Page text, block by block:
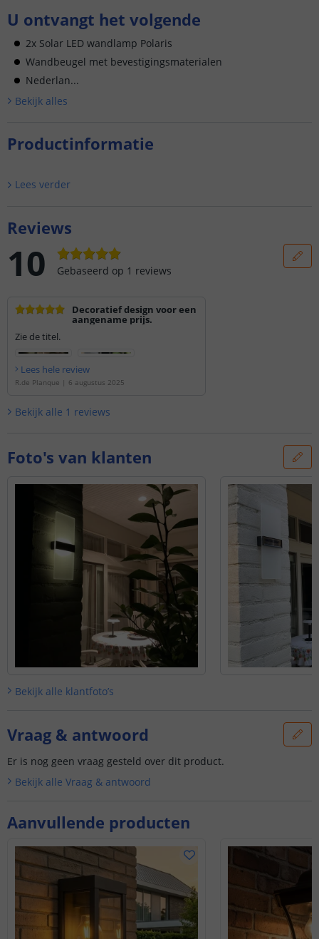
U ontvangt het volgende
2x Solar LED wandlamp Polaris
Wandbeugel met bevestigingsmaterialen
Nederlan...
Bekijk alles
Productinformatie
Lees verder
Aanvullende producten
Reviews
10 Gebaseerd op 1 reviews
Decoratief design voor een
aangename prijs.
Zie de titel.
Lees hele review
R.de Planque | 6 augustus 2025
Bekijk alle 1 reviews
Foto's van klanten
Bekijk alle klantfoto’s
Vraag & antwoord
Er is nog geen vraag gesteld over dit product.
Bekijk alle Vraag & antwoord